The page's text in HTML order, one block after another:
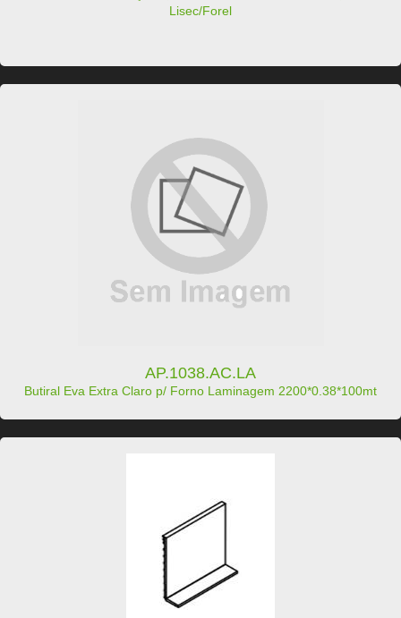
Lisec/Forel
AP.1038.AC.LA
Butiral Eva Extra Claro p/ Forno Laminagem 2200*0.38*100mt